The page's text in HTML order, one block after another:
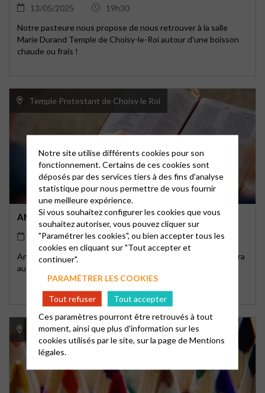
13/05/2025
19h30
Notre pasteure nous propose de nous retrouver à la salle
Marie Durand Temple de Choisy-le-Roi autour d'une boisson
chaude ou frais !
Temple Protestant de Choisy le Roi
ANIMATION BIBLIQUE 2024 – 2025
15/04/2025
19h30
Animation biblique animée par notre pasteure Débora Oliveira
au Temple de Choisy-le-Roi !
Temple Protestant de Choisy le Roi
Notre site utilise différents cookies pour son
fonctionnement. Certains de ces cookies sont
déposés par des services tiers à des fins d'analyse
statistique pour nous permettre de vous fournir
une meilleure expérience.
Si vous souhaitez configurer les cookies que vous
souhaitez autoriser, vous pouvez cliquer sur
"Paramétrer les cookies", ou bien accepter tous les
cookies en cliquant sur "Tout accepter et
continuer".
PARAMÉTRER LES COOKIES
Tout refuser
Tout accepter
Ces paramètres pourront être retrouvés à tout
moment, ainsi que plus d'information sur les
cookies utilisés par le site, sur la page deMentions
légales.